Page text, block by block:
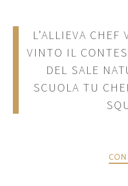
L’ALLIEVA
VINTO IL
DEL SALE
SCUOLA TU